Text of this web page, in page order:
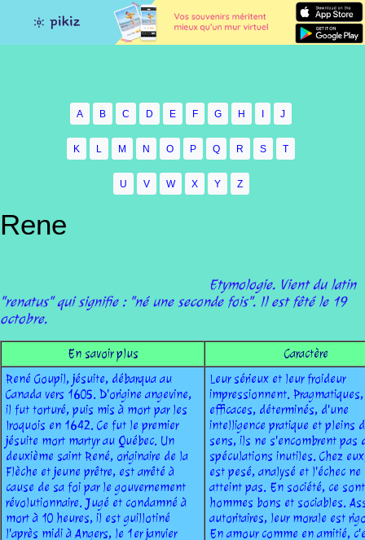
A B C D E F G H I J
K L M N O P Q R S T
U V W X Y Z
Rene
Etymologie. Vient du latin
"renatus" qui signifie : "né une seconde fois". Il est fêté le 19
octobre.
En savoir plus
Caractère
René Goupil, jésuite, débarqua au
Canada vers 1605. D'origine angevine,
il fut torturé, puis mis à mort par les
Iroquois en 1642. Ce fut le premier
jésuite mort martyr au Québec. Un
deuxième saint René, originaire de la
Flèche et jeune prêtre, est arrêté à
cause de sa foi par le gouvernement
révolutionnaire. Jugé et condamné à
mort à 10 heures, il est guillotiné
l'après midi à Angers, le 1er janvier
Leur sérieux et leur froideur
impressionnent. Pragmatiques,
efficaces, déterminés, d'une
intelligence pratique et pleins
sens, ils ne s'encombrent pas
spéculations inutiles. Chez
est pesé, analysé et l'échec ne
atteint pas. En société, ce
hommes bons et sociables.
autoritaires, leur morale est
En amour comme en amitié,